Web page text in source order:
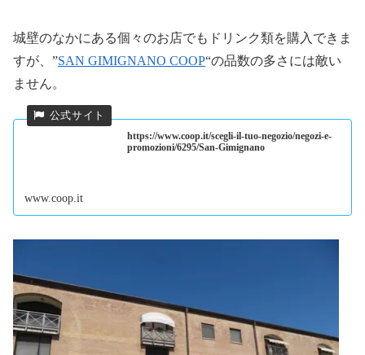
城壁のなかにある個々のお店でもドリンク類を購入できま
すが、”SAN GIMIGNANO COOP“の品数の多さには敵い
ません。
https://www.coop.it/scegli-il-tuo-negozio/negozi-e-
promozioni/6295/San-Gimignano
www.coop.it